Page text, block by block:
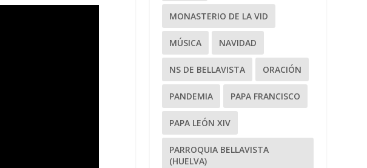
MONASTERIO DE LA VID
MÚSICA NAVIDAD
NS DE BELLAVISTA ORACIÓN
PANDEMIA PAPA FRANCISCO
PAPA LEÓN XIV
PARROQUIA BELLAVISTA
(HUELVA)